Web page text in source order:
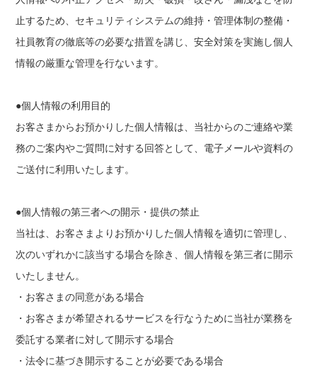
止するため、セキュリティシステムの維持・管理体制の整備・
社員教育の徹底等の必要な措置を講じ、安全対策を実施し個人
情報の厳重な管理を行ないます。
●個人情報の利用目的
お客さまからお預かりした個人情報は、当社からのご連絡や業
務のご案内やご質問に対する回答として、電子メールや資料の
ご送付に利用いたします。
●個人情報の第三者への開示・提供の禁止
当社は、お客さまよりお預かりした個人情報を適切に管理し、
次のいずれかに該当する場合を除き、個人情報を第三者に開示
いたしません。
・お客さまの同意がある場合
・お客さまが希望されるサービスを行なうために当社が業務を
委託する業者に対して開示する場合
・法令に基づき開示することが必要である場合